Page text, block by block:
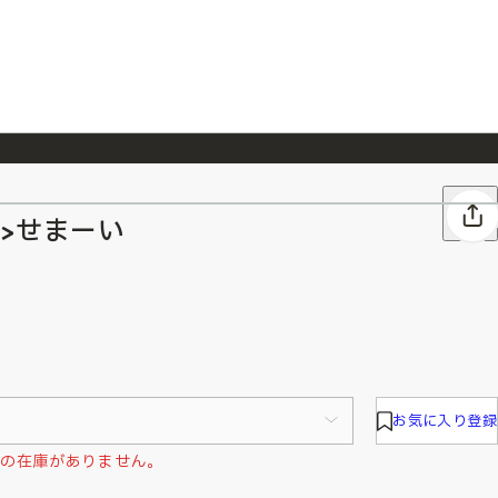
7/23 『ONE PIECE magazine 021 ONE PIECEカード付き同梱版』発売延期のご案内
せまーい
お気に入り登録
在庫がありません。